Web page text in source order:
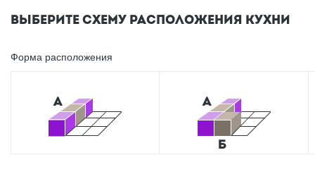
ВЫБЕРИТЕ СХЕМУ РАСПОЛОЖЕНИЯ КУХНИ
Форма расположения